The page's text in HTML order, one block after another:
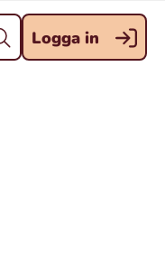
Stäng
Logga in